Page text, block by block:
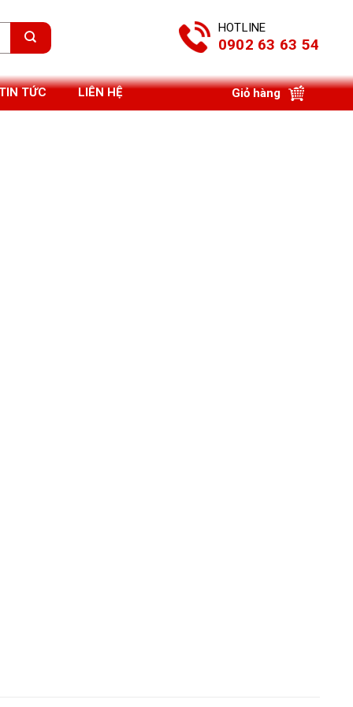
HOTLINE
0902 63 63 54
TỨC LIÊN HỆ Giỏ hàng